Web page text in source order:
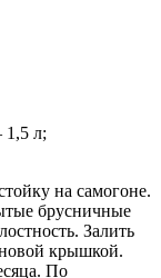
1,5 л;
на самогоне.
брусничные
Залить
крышкой.
По